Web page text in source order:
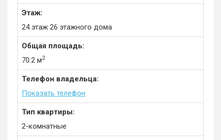
Этаж:
24 этаж 26 этажного дома
Общая площадь:
70.2 м2
Телефон владельца:
Показать телефон
Тип квартиры:
2-комнатные